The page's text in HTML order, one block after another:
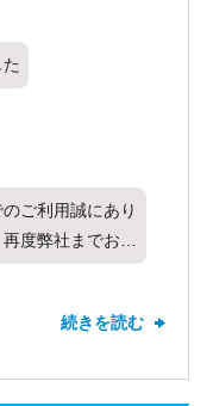
ご利用誠にあり
度弊社までお声
も嬉しく思いま
・シングル・4馬
続きを読む